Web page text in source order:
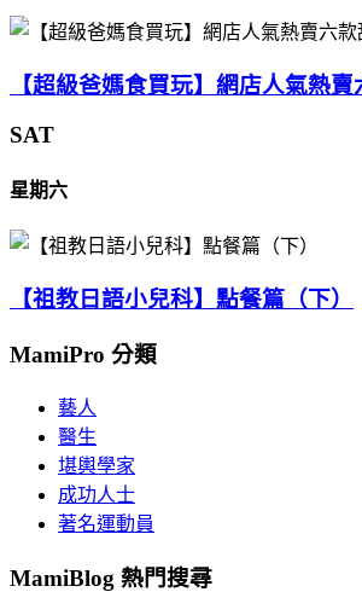
【超級爸媽食買玩】網店人氣熱賣
SAT
星期六
【祖教日語小兒科】點餐篇（下）
MamiPro 分類
藝人
醫生
堪輿學家
成功人士
著名運動員
MamiBlog 熱門搜尋